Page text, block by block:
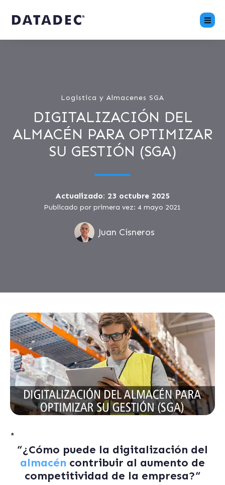
Logistica y Almacenes SGA
DIGITALIZACIÓN DEL
ALMACÉN PARA OPTIMIZAR
SU GESTIÓN (SGA)
Actualizado: 23 octubre 2025
Publicado por primera vez: 4 mayo 2021
Juan Cisneros
*
“¿Cómo puede la digitalización del
almacén contribuir al aumento de
competitividad de la empresa?“